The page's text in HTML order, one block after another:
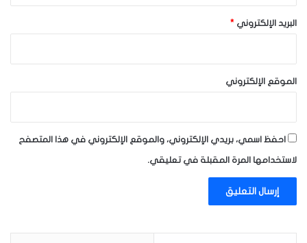
البريد الإلكتروني *
الموقع الإلكتروني
احفظ اسمي، بريدي الإلكتروني، والموقع الإلكتروني في هذا المتصفح
لاستخدامها المرة المقبلة في تعليقي.